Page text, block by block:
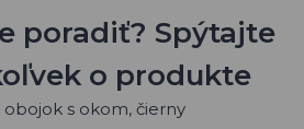
poradiť? Spýtajte
o produkte
obojok s okom, čierny